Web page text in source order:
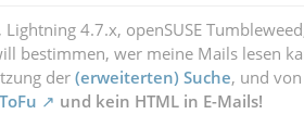
4.7.x, openSUSE
bestimmen, wer meine Mails lesen
der(erweiterten) Suche, und von
ToFu und kein HTML in E-Mails!